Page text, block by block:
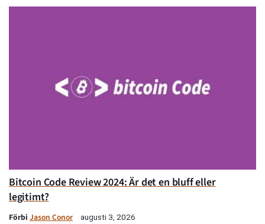
Bitcoin Code Review 2024: Är det en bluff eller
legitimt?
Förbi Jason Conor augusti 3, 2026